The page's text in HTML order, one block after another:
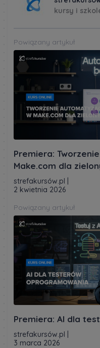
kursy i
Powiązany artykuł
Premiera:
Make.com dla
strefakursów.pl
2 kwietnia 2026
Powiązany artykuł
Premiera: AI dla
strefakursów.pl
3 marca 2026